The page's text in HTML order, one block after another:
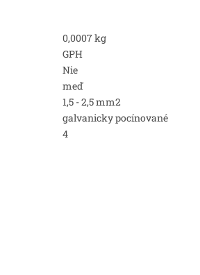
0,0007 kg
GPH
Nie
meď
1,5 - 2,5 mm2
galvanicky pocínované
4